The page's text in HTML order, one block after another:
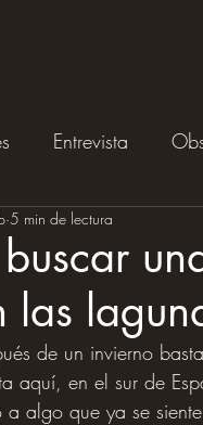
Entrevista
las
5 min de lectura
de un invierno
aquí, en el sur de
a algo que ya se